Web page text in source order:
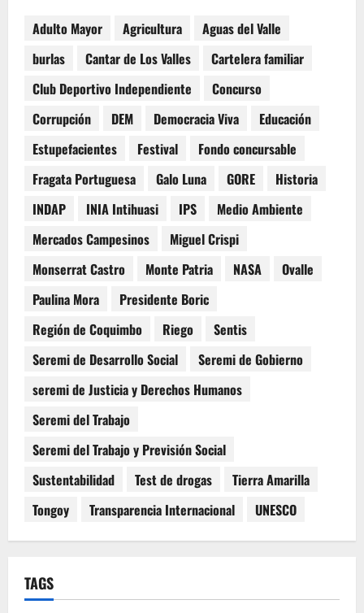
Adulto Mayor Agricultura
Aguas del Valle
burlas
Cantar de Los Valles
Cartelera familiar
Club Deportivo Independiente
Concurso
Corrupción
DEM Democracia Viva
Educación
Estupefacientes
Festival
Fondo concursable
Fragata Portuguesa
Galo Luna GORE
Historia
INDAP
INIA Intihuasi IPS
Medio Ambiente
Mercados Campesinos
Miguel Crispi
Monserrat Castro
Monte Patria NASA
Ovalle
Paulina Mora
Presidente Boric
Región de Coquimbo
Riego
Sentis
Seremi de Desarrollo Social
Seremi de Gobierno
seremi de Justicia y Derechos Humanos
Seremi del Trabajo
Seremi del Trabajo y Previsión Social
Sustentabilidad
Test de drogas
Tierra Amarilla
Tongoy
Transparencia Internacional UNESCO
TAGS